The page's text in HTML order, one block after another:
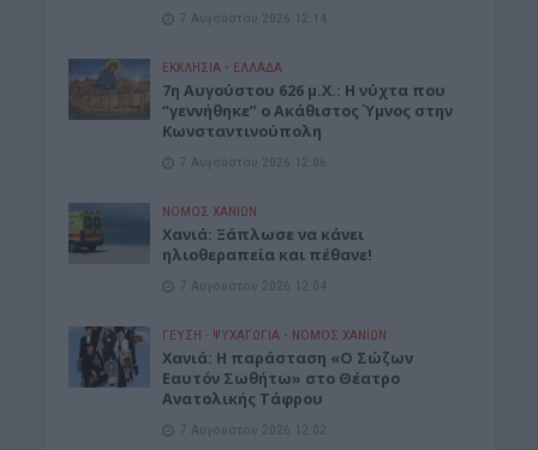
7 Αυγούστου 2026 12:14
ΕΚΚΛΗΣΙΑ • ΕΛΛΑΔΑ
7η Αυγούστου 626 μ.Χ.: Η νύχτα που
“γεννήθηκε” ο Ακάθιστος Ύμνος στην
Κωνσταντινούπολη
7 Αυγούστου 2026 12:06
ΝΟΜΌΣ ΧΑΝΊΩΝ
Χανιά: Ξάπλωσε να κάνει
ηλιοθεραπεία και πέθανε!
7 Αυγούστου 2026 12:04
ΓΕΎΣΗ - ΨΥΧΑΓΩΓΊΑ • ΝΟΜΌΣ ΧΑΝΊΩΝ
Χανιά: Η παράσταση «Ο Σώζων
Εαυτόν Σωθήτω» στο Θέατρο
Ανατολικής Τάφρου
7 Αυγούστου 2026 12:02